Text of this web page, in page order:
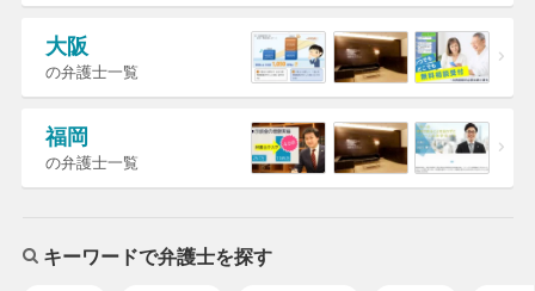
大阪
の弁護士一覧
福岡
の弁護士一覧
キーワードで弁護士を探す